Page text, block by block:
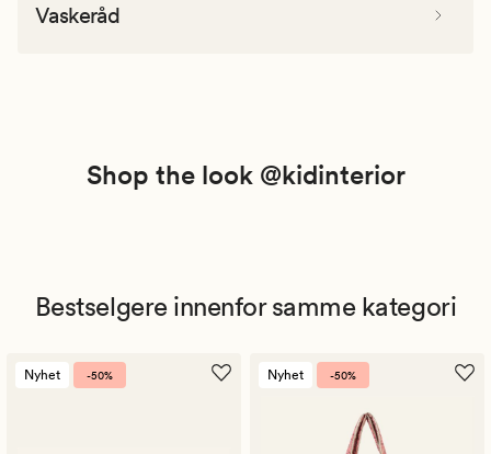
Vaskeråd
Shop the look @kidinterior
Bestselgere innenfor samme kategori
Nyhet -50% Nyhet -50%